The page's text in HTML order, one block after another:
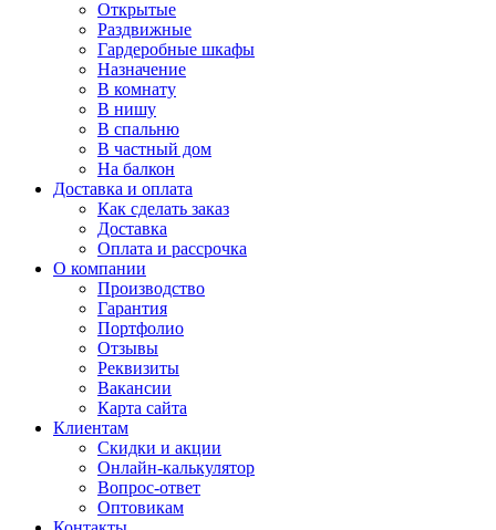
Открытые
Раздвижные
Гардеробные шкафы
Назначение
В комнату
В нишу
В спальню
В частный дом
На балкон
Доставка и оплата
Как сделать заказ
Доставка
Оплата и рассрочка
О компании
Производство
Гарантия
Портфолио
Отзывы
Реквизиты
Вакансии
Карта сайта
Клиентам
Скидки и акции
Онлайн-калькулятор
Вопрос-ответ
Оптовикам